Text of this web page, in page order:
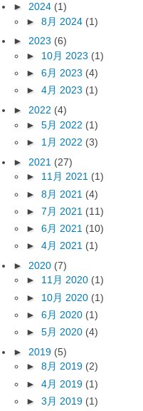
► 2024 (1)
► 8月 2024 (1)
► 2023 (6)
► 10月 2023 (1)
► 6月 2023 (4)
► 4月 2023 (1)
► 2022 (4)
► 5月 2022 (1)
► 1月 2022 (3)
► 2021 (27)
► 11月 2021 (1)
► 8月 2021 (4)
► 7月 2021 (11)
► 6月 2021 (10)
► 4月 2021 (1)
► 2020 (7)
► 11月 2020 (1)
► 10月 2020 (1)
► 6月 2020 (1)
► 5月 2020 (4)
► 2019 (5)
► 8月 2019 (2)
► 4月 2019 (1)
► 3月 2019 (1)